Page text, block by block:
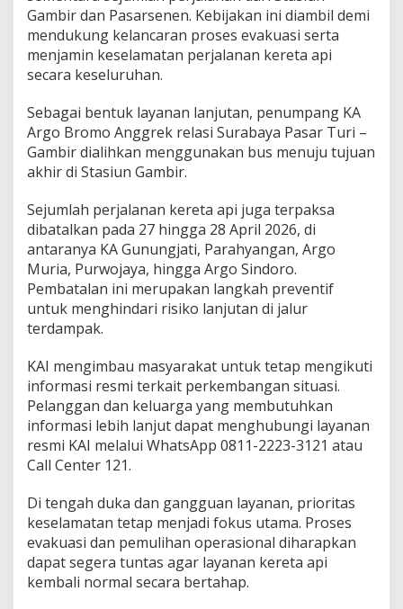
Gambir dan Pasarsenen. Kebijakan ini diambil demi
mendukung kelancaran proses evakuasi serta
menjamin keselamatan perjalanan kereta api
secara keseluruhan.
Sebagai bentuk layanan lanjutan, penumpang KA
Argo Bromo Anggrek relasi Surabaya Pasar Turi –
Gambir dialihkan menggunakan bus menuju tujuan
akhir di Stasiun Gambir.
Sejumlah perjalanan kereta api juga terpaksa
dibatalkan pada 27 hingga 28 April 2026, di
antaranya KA Gunungjati, Parahyangan, Argo
Muria, Purwojaya, hingga Argo Sindoro.
Pembatalan ini merupakan langkah preventif
untuk menghindari risiko lanjutan di jalur
terdampak.
KAI mengimbau masyarakat untuk tetap mengikuti
informasi resmi terkait perkembangan situasi.
Pelanggan dan keluarga yang membutuhkan
informasi lebih lanjut dapat menghubungi layanan
resmi KAI melalui WhatsApp 0811-2223-3121 atau
Call Center 121.
Di tengah duka dan gangguan layanan, prioritas
keselamatan tetap menjadi fokus utama. Proses
evakuasi dan pemulihan operasional diharapkan
dapat segera tuntas agar layanan kereta api
kembali normal secara bertahap.